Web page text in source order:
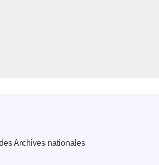
Archives nationales